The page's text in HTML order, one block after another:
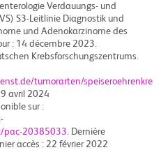
Verdauungs- und
S3-Leitlinie Diagnostik und
und Adenokarzinome des
: 14 décembre 2023.
Krebsforschungszentrums.
tumorarten/speiseroehrenkre
avril 2024
sur :
pac-20385033 . Dernière
accès : 22 février 2022